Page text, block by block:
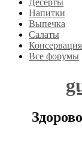
Напитки
Выпечка
Салаты
Консервация
Все форумы